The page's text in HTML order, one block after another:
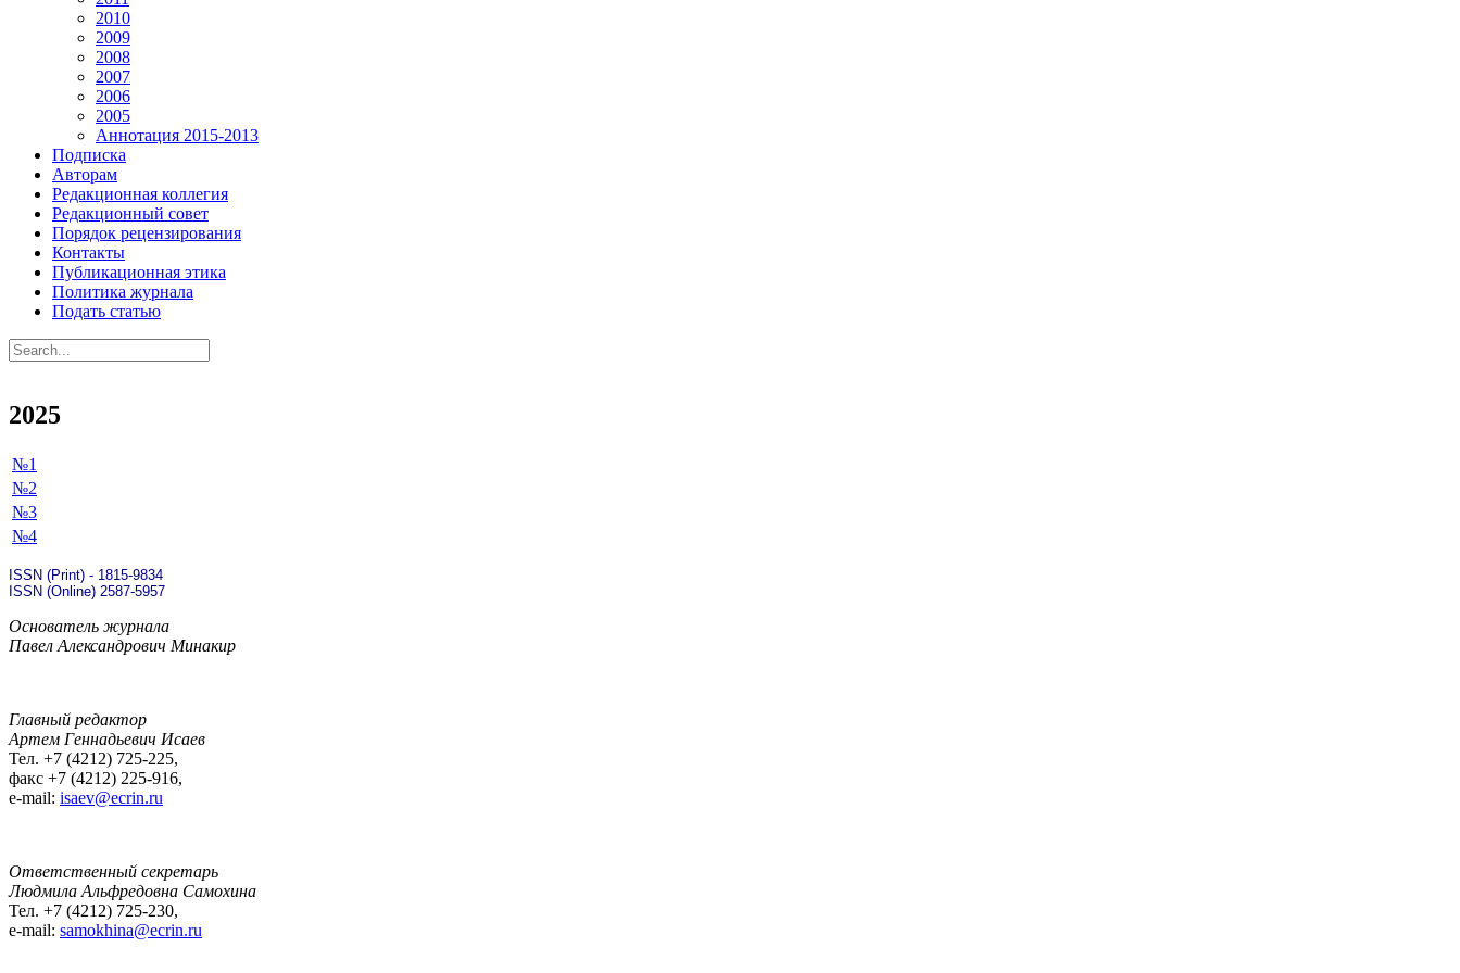
2010
2009
2008
2007
2006
2005
Аннотация 2015-2013
Подписка
Авторам
Редакционная коллегия
Редакционный совет
Порядок рецензирования
Контакты
Публикационная этика
Политика журнала
Подать статью
2025
№1
№2
№3
№4
ISSN (Print) - 1815-9834
ISSN (Online) 2587-5957
Основатель журнала
Павел Александрович Минакир
Главный редактор
Артем Геннадьевич Исаев
Тел. +7 (4212) 725-225,
факс +7 (4212) 225-916,
e-mail: isaev@ecrin.ru
Ответственный секретарь
Людмила Альфредовна Самохина
Тел. +7 (4212) 725-230,
e-mail: samokhina@ecrin.ru